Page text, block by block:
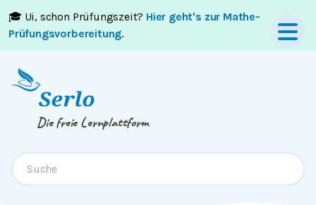
🎓 Ui, schon Prüfungszeit? Hier geht's zur Mathe-
Prüfungsvorbereitung.
Springe zumInhaltoderFooter
Die freie Lernplattform